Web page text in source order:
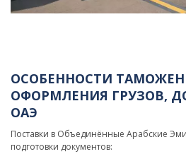
ОСОБЕННОСТИ
ОФОРМЛЕНИЯ ГРУЗОВ,
ОАЭ
Поставки в Объединённые Арабские
подготовки документов: